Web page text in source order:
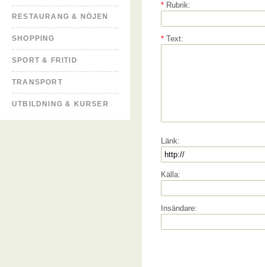
RESTAURANG & NÖJEN
SHOPPING
SPORT & FRITID
TRANSPORT
UTBILDNING & KURSER
* Rubrik:
* Text:
Länk:
Källa:
Insändare: